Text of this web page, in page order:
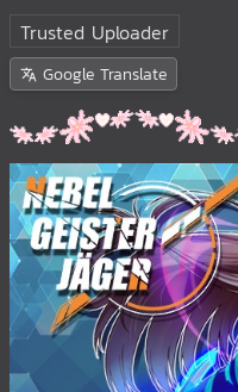
Trusted Uploader
Google Translate